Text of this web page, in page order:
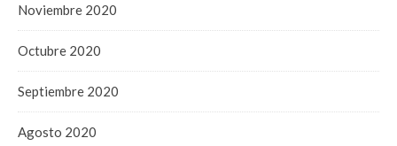
Noviembre 2020
Octubre 2020
Septiembre 2020
Agosto 2020